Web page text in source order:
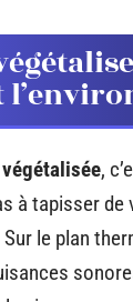
,
à tapisser
le plan